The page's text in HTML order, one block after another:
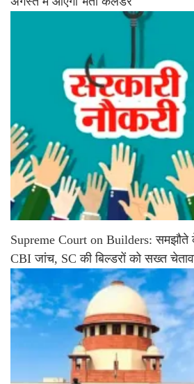
Supreme Court on Builders: समझौते
CBI जांच, SC की बिल्डरों को सख्त